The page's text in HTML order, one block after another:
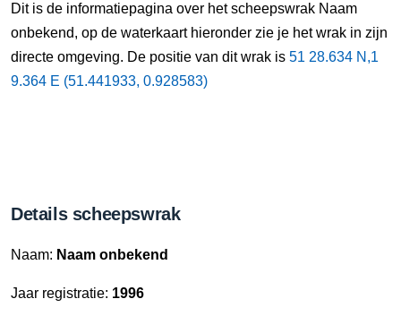
Dit is de informatiepagina over het scheepswrak Naam
onbekend, op de waterkaart hieronder zie je het wrak in zijn
directe omgeving. De positie van dit wrak is 51 28.634 N,1
9.364 E (51.441933, 0.928583)
Details scheepswrak
Naam: Naam onbekend
Jaar registratie: 1996